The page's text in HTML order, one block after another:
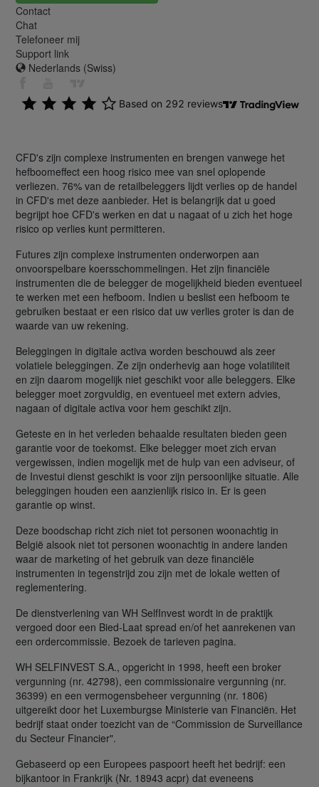
Contact
Chat
Telefoneer mij
Support link
Nederlands (Swiss)
CFD's zijn complexe instrumenten en brengen vanwege het
hefboomeffect een hoog risico mee van snel oplopende
verliezen. 76% van de retailbeleggers lijdt verlies op de handel
in CFD's met deze aanbieder. Het is belangrijk dat u goed
begrijpt hoe CFD's werken en dat u nagaat of u zich het hoge
risico op verlies kunt permitteren.
Futures zijn complexe instrumenten onderworpen aan
onvoorspelbare koersschommelingen. Het zijn financiële
instrumenten die de belegger de mogelijkheid bieden eventueel
te werken met een hefboom. Indien u beslist een hefboom te
gebruiken bestaat er een risico dat uw verlies groter is dan de
waarde van uw rekening.
Beleggingen in digitale activa worden beschouwd als zeer
volatiele beleggingen. Ze zijn onderhevig aan hoge volatiliteit
en zijn daarom mogelijk niet geschikt voor alle beleggers. Elke
belegger moet zorgvuldig, en eventueel met extern advies,
nagaan of digitale activa voor hem geschikt zijn.
Geteste en in het verleden behaalde resultaten bieden geen
garantie voor de toekomst. Elke belegger moet zich ervan
vergewissen, indien mogelijk met de hulp van een adviseur, of
de Investui dienst geschikt is voor zijn persoonlijke situatie. Alle
beleggingen houden een aanzienlijk risico in. Er is geen
garantie op winst.
Deze boodschap richt zich niet tot personen woonachtig in
België alsook niet tot personen woonachtig in andere landen
waar de marketing of het gebruik van deze financiële
instrumenten in tegenstrijd zou zijn met de lokale wetten of
reglementering.
De dienstverlening van WH SelfInvest wordt in de praktijk
vergoed door een Bied-Laat spread en/of het aanrekenen van
een ordercommissie. Bezoek de tarieven pagina.
WH SELFINVEST S.A., opgericht in 1998, heeft een broker
vergunning (nr. 42798), een commissionaire vergunning (nr.
36399) en een vermogensbeheer vergunning (nr. 1806)
uitgereikt door het Luxemburgse Ministerie van Financiën. Het
bedrijf staat onder toezicht van de “Commission de Surveillance
du Secteur Financier".
Gebaseerd op een Europees paspoort heeft het bedrijf: een
bijkantoor in Frankrijk (Nr. 18943 acpr) dat eveneens